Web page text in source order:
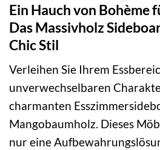
Ein Hauch von Bohème
Das Massivholz
Chic Stil
Verleihen Sie Ihrem
unverwechselbaren
charmanten
Mangobaumholz. Dieses
nur eine